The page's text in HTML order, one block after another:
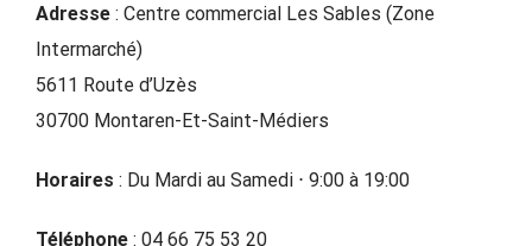
Adresse : Centre commercial Les Sables (Zone
Intermarché)
5611 Route d’Uzès
30700 Montaren-Et-Saint-Médiers
Horaires : Du Mardi au Samedi ⋅ 9:00 à 19:00
Téléphone : 04 66 75 53 20